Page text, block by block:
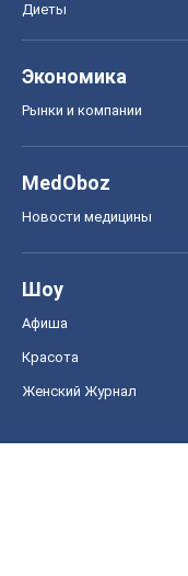
Диеты
Экономика
Рынки и компании
MedOboz
Новости медицины
Шоу
Афиша
Красота
Женский Журнал